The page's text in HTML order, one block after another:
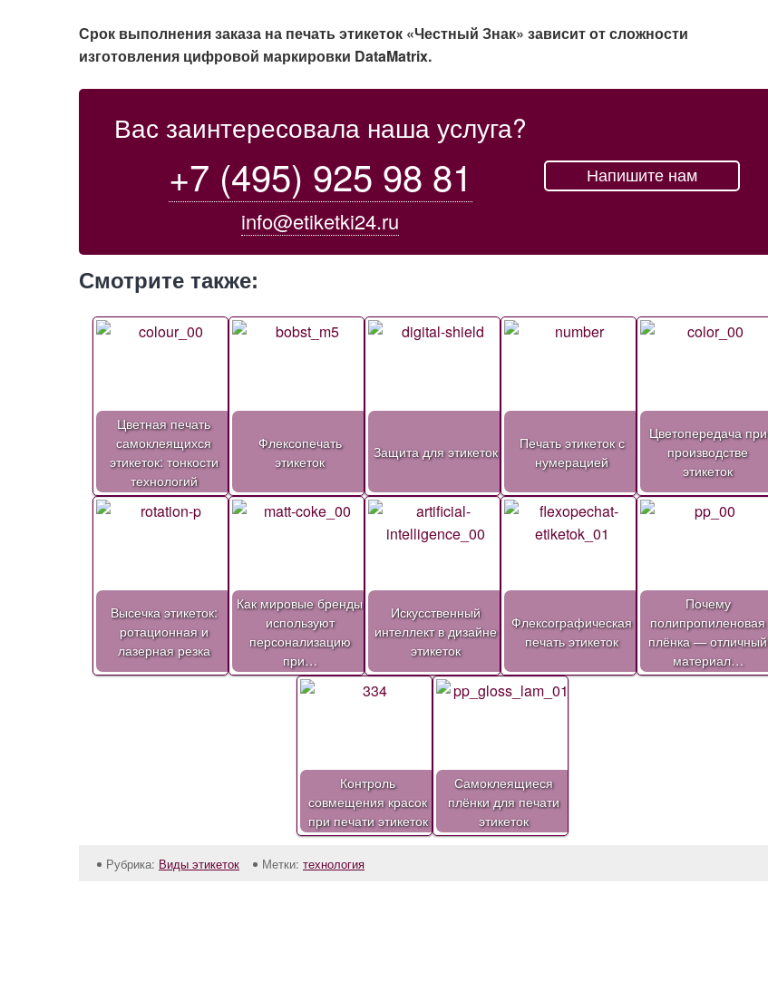
Срок выполнения заказа на печать этикеток «Честный Знак» зависит от сложности
изготовления цифровой маркировки DataMatrix.
Вас заинтересовала наша услуга?
+7 (495) 925 98 81
info@etiketki24.ru
Напишите нам
Смотрите также:
Цветная печать
самоклеящихся
этикеток: тонкости
технологий
Флексопечать
этикеток
Защита для этикеток
Печать этикеток с
нумерацией
Цветопередача при
производстве
этикеток
Высечка этикеток:
ротационная и
лазерная резка
Как мировые бренды
используют
персонализацию
при…
Искусственный
интеллект в дизайне
этикеток
Флексографическая
печать этикеток
Почему
полипропиленовая
плёнка — отличный
материал…
Контроль
совмещения красок
при печати этикеток
Самоклеящиеся
плёнки для печати
этикеток
Рубрика: Виды этикеток Метки: технология